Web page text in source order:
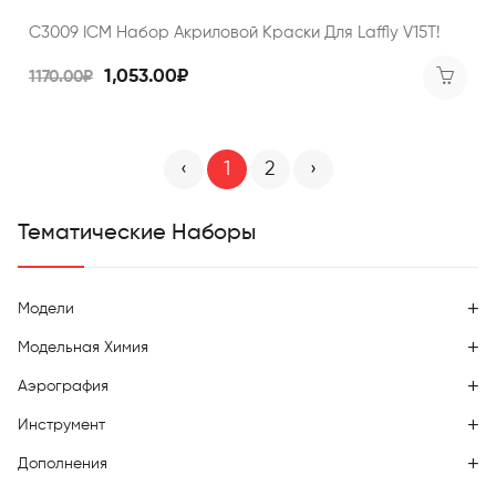
C3009 ICM Набор Акриловой Краски Для Laffly V15T!
1170.00₽ 1,053.00₽
‹ 1 2 ›
Тематические Наборы
Модели
Модельная Химия
Аэрография
Инструмент
Дополнения